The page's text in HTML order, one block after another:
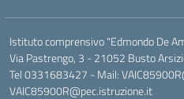
Istituto comprensivo "Edmondo De
Via Pastrengo, 3 - 21052 Busto
Tel 0331683427 - Mail:
VAIC85900R@pec.istruzione.it